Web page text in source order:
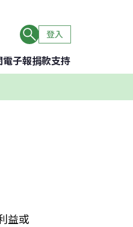
登入
電子報捐款支持
益或